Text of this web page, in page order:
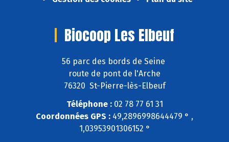
Biocoop Les Elbeuf
56 parc des bords de Seine
route de pont de l'Arche
76320 St-Pierre-lès-Elbeuf
Téléphone :02 78 77 61 31
Coordonnées GPS : 49,2896998644479 ° ,
1,03953901306152 °